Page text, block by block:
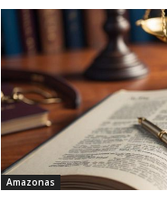
Amazonas